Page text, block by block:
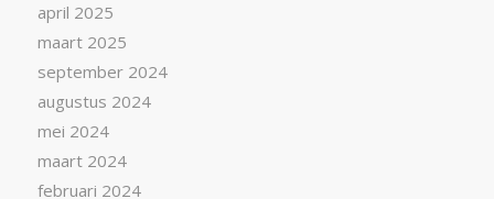
april 2025
maart 2025
september 2024
augustus 2024
mei 2024
maart 2024
februari 2024